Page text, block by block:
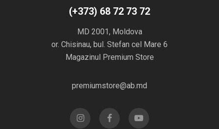
(+373) 68 72 73 72
MD 2001, Moldova
or. Chisinau, bul. Stefan cel Mare 6
Magazinul Premium Store
premiumstore@ab.md